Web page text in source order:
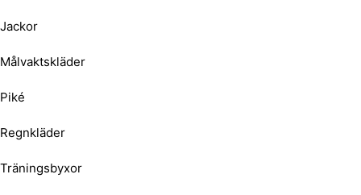
Jackor
Målvaktskläder
Piké
Regnkläder
Träningsbyxor